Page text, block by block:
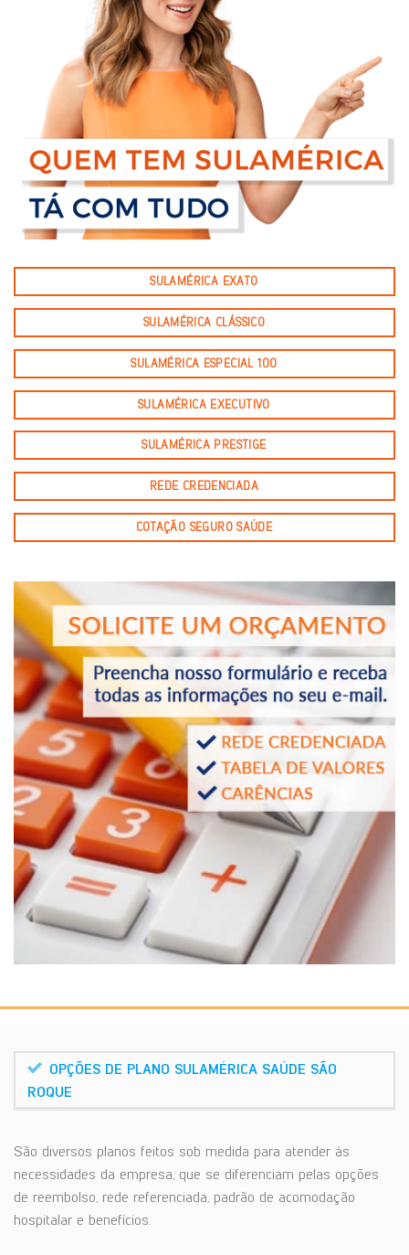
SULAMÉRICA EXATO
SULAMÉRICA CLÁSSICO
SULAMÉRICA ESPECIAL 100
SULAMÉRICA EXECUTIVO
SULAMÉRICA PRESTIGE
REDE CREDENCIADA
COTAÇÃO SEGURO SAÚDE
OPÇÕES DE PLANO SULAMÉRICA SAÚDE SÃO
ROQUE
São diversos planos feitos sob medida para atender às
necessidades da empresa, que se diferenciam pelas opções
de reembolso, rede referenciada, padrão de acomodação
hospitalar e benefícios.